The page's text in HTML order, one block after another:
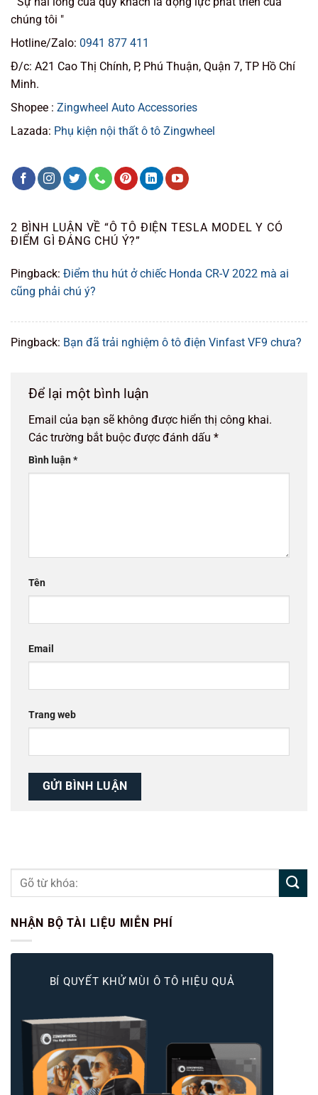
chúng tôi "
Hotline/Zalo: 0941 877 411
Đ/c: A21 Cao Thị Chính, P, Phú Thuận, Quận 7, TP Hồ Chí
Minh.
Shopee : Zingwheel Auto Accessories
Lazada: Phụ kiện nội thất ô tô Zingwheel
2 BÌNH LUẬN VỀ “Ô TÔ ĐIỆN TESLA MODEL Y CÓ
ĐIỂM GÌ ĐÁNG CHÚ Ý?”
Pingback: Điểm thu hút ở chiếc Honda CR-V 2022 mà ai
cũng phải chú ý?
Pingback: Bạn đã trải nghiệm ô tô điện Vinfast VF9 chưa?
Để lại một bình luận
Email của bạn sẽ không được hiển thị công khai.
Các trường bắt buộc được đánh dấu *
Bình luận*
Tên
Email
Trang web
NHẬN BỘ TÀI LIỆU MIỄN PHÍ
BÍ QUYẾT KHỬ MÙI Ô TÔ HIỆU QUẢ